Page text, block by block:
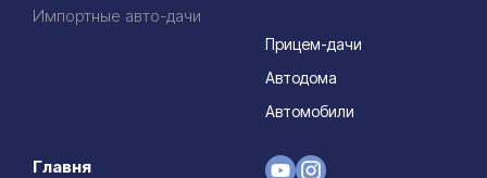
Импортные авто-дачи
Прицем-дачи
Автодома
Автомобили
Главня